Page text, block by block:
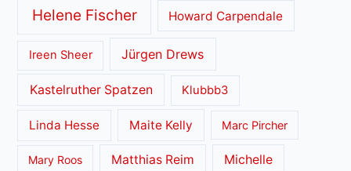
Helene Fischer Howard Carpendale
Ireen Sheer Jürgen Drews
Kastelruther Spatzen Klubbb3
Linda Hesse Maite Kelly Marc Pircher
Mary Roos Matthias Reim Michelle